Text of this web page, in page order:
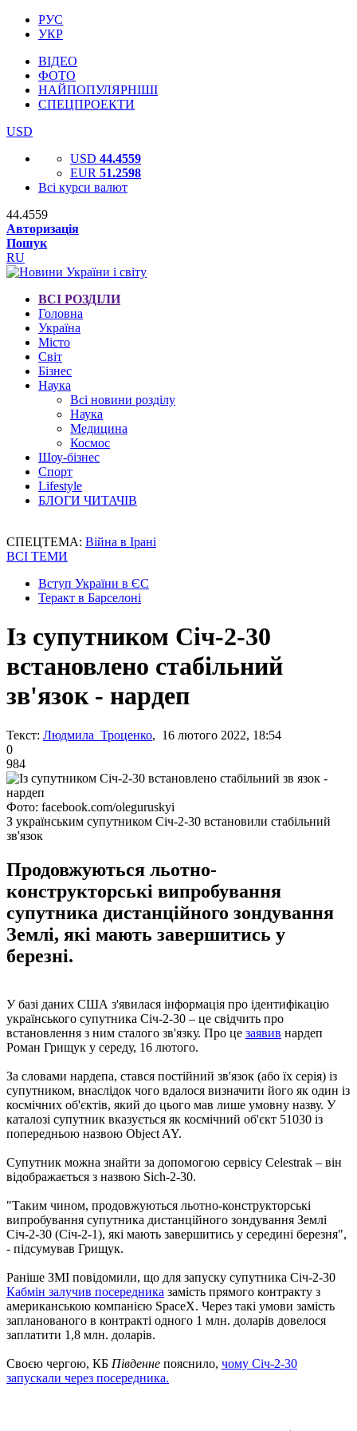
РУС
УКР
ВІДЕО
ФОТО
НАЙПОПУЛЯРНІШІ
СПЕЦПРОЕКТИ
USD
USD 44.4559
EUR 51.2598
Всі курси валют
44.4559
Авторизація
Пошук
RU
ВСІ РОЗДІЛИ
Головна
Україна
Місто
Світ
Бізнес
Наука
Всі новини розділу
Наука
Медицина
Космос
Шоу-бізнес
Спорт
Lifestyle
БЛОГИ ЧИТАЧІВ
СПЕЦТЕМА: Війна в Ірані
ВСІ ТЕМИ
Вступ України в ЄС
Теракт в Барселоні
Із супутником Січ-2-30
встановлено стабільний
зв'язок - нардеп
Текст: Людмила Троценко, 16 лютого 2022, 18:54
0
984
Фото: facebook.com/oleguruskyi
З українським супутником Січ-2-30 встановили стабільний
зв'язок
Продовжуються льотно-
конструкторські випробування
супутника дистанційного зондування
Землі, які мають завершитись у
березні.
У базі даних США з'явилася інформація про ідентифікацію
українського супутника Січ-2-30 – це свідчить про
встановлення з ним сталого зв'язку. Про це заявив нардеп
Роман Грищук у середу, 16 лютого.
За словами нардепа, стався постійний зв'язок (або їх серія) із
супутником, внаслідок чого вдалося визначити його як один із
космічних об'єктів, який до цього мав лише умовну назву. У
каталозі супутник вказується як космічний об'єкт 51030 із
попередньою назвою Object AY.
Супутник можна знайти за допомогою сервісу Celestrak – він
відображається з назвою Sich-2-30.
"Таким чином, продовжуються льотно-конструкторські
випробування супутника дистанційного зондування Землі
Січ-2-30 (Січ-2-1), які мають завершитись у середині березня",
- підсумував Грищук.
Раніше ЗМІ повідомили, що для запуску супутника Січ-2-30
Кабмін залучив посередника замість прямого контракту з
американською компанією SpaceX. Через такі умови замість
запланованого в контракті одного 1 млн. доларів довелося
заплатити 1,8 млн. доларів.
Своєю чергою, КБ Південне пояснило, чому Січ-2-30
запускали через посередника.